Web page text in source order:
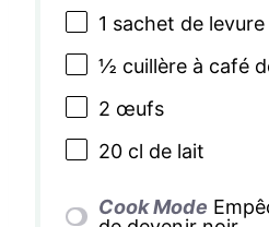
1 sachet de
½ cuillère à café
2 œufs
20cl de lait
Cook Mode